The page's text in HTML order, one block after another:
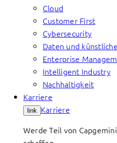
Cloud
Customer First
Cybersecurity
Daten und
Enterprise
Intelligent Industry
Nachhaltigkeit
Karriere
link Karriere
Werde Teil von